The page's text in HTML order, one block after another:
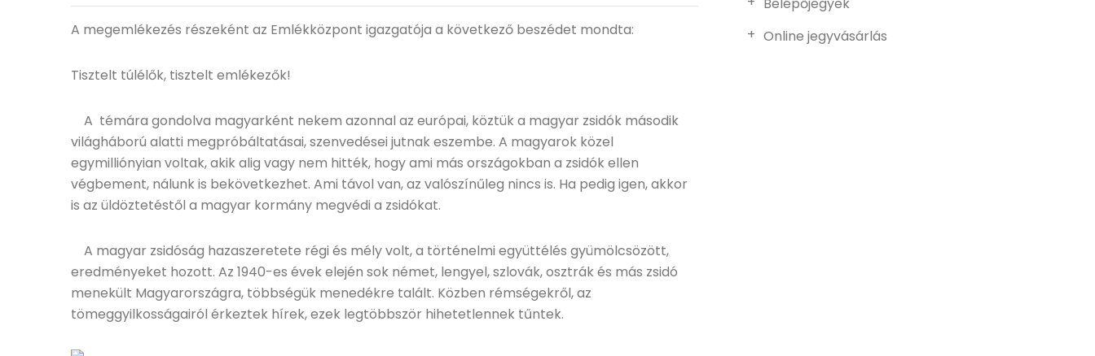
A megemlékezés részeként az Emlékközpont igazgatója a következő beszédet mondta:
Tisztelt túlélők, tisztelt emlékezők!
A témára gondolva magyarként nekem azonnal az európai, köztük a magyar zsidók második
világháború alatti megpróbáltatásai, szenvedései jutnak eszembe. A magyarok közel
egymilliónyian voltak, akik alig vagy nem hitték, hogy ami más országokban a zsidók ellen
végbement, nálunk is bekövetkezhet. Ami távol van, az valószínűleg nincs is. Ha pedig igen, akkor
is az üldöztetéstől a magyar kormány megvédi a zsidókat.
A magyar zsidóság hazaszeretete régi és mély volt, a történelmi együttélés gyümölcsözött,
eredményeket hozott. Az 1940-es évek elején sok német, lengyel, szlovák, osztrák és más zsidó
menekült Magyarországra, többségük menedékre talált. Közben rémségekről, az
tömeggyilkosságairól érkeztek hírek, ezek legtöbbször hihetetlennek tűntek.
Online jegyvásárlás